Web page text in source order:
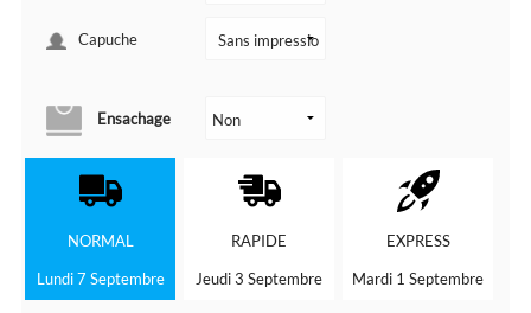
Capuche
Ensachage
NORMAL
Lundi 7 Septembre
RAPIDE
Jeudi 3 Septembre
EXPRESS
Mardi 1 Septembre